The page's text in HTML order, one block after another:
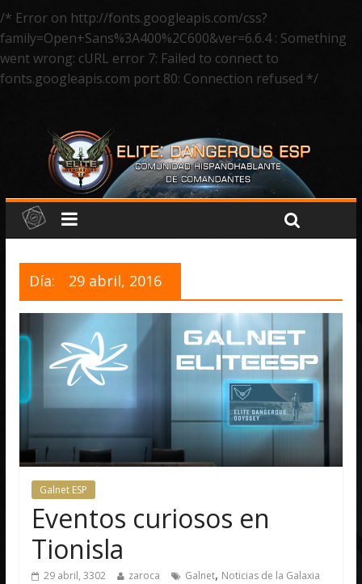
/* Error on http://fonts.googleapis.com/css?
family=Open+Sans%3A400%2C600&ver=6.6.4 : Something
went wrong: cURL error 7: Failed to connect to
fonts.googleapis.com port 80: Connection refused */
Día: 29 abril, 2016
Galnet ESP
Eventos curiosos en
Tionisla
29 abril, 3302 zaroca Galnet, Noticias de la Galaxia